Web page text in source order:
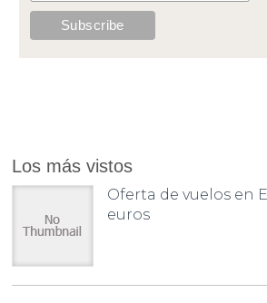
Los más vistos
Oferta de vuelos en
euros